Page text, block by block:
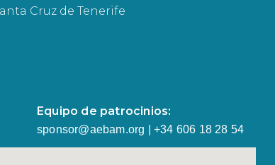
Cruz de Tenerife
Equipo de patrocinios:
sponsor@aebam.org | +34 606 18 28 54